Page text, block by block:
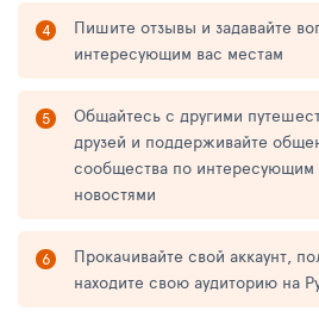
Пишите отзывы и задавайте
интересующим вас местам
Общайтесь с другими
друзей и поддерживайте
сообщества по интересующим
новостями
Прокачивайте свой аккаунт,
находите свою аудиторию на